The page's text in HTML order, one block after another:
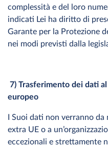
complessità e del loro
indicati Lei ha diritto di
Garante per la Protezione
nei modi previsti dalla
7) Trasferimento dei dati
europeo
I Suoi dati non verranno
extra UE o a
eccezionali e strettamente